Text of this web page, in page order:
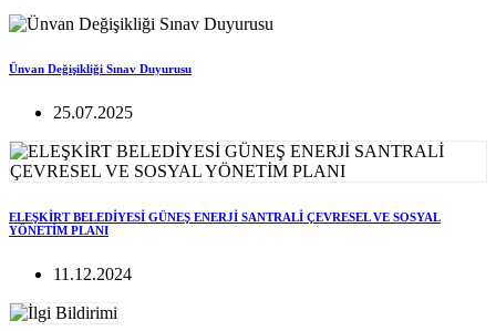
Ünvan Değişikliği Sınav Duyurusu
25.07.2025
ELEŞKİRT BELEDİYESİ GÜNEŞ ENERJİ SANTRALİ ÇEVRESEL VE SOSYAL
YÖNETİM PLANI
11.12.2024